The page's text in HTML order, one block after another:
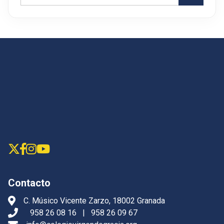
Contacto
C. Músico Vicente Zarzo, 18002 Granada
958 26 08 16
|
958 26 09 67